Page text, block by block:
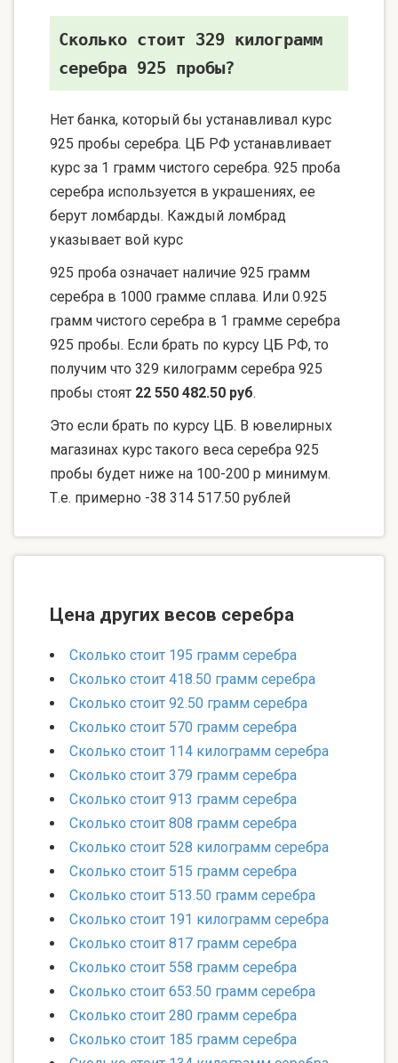
Сколько стоит 329 килограмм
серебра 925 пробы?
Нет банка, который бы устанавливал курс
925 пробы серебра. ЦБ РФ устанавливает
курс за 1 грамм чистого серебра. 925 проба
серебра используется в украшениях, ее
берут ломбарды. Каждый ломбрад
указывает вой курс
925 проба означает наличие 925 грамм
серебра в 1000 грамме сплава. Или 0.925
грамм чистого серебра в 1 грамме серебра
925 пробы. Если брать по курсу ЦБ РФ, то
получим что 329 килограмм серебра 925
пробы стоят 22 550 482.50 руб.
Это если брать по курсу ЦБ. В ювелирных
магазинах курс такого веса серебра 925
пробы будет ниже на 100-200 р минимум.
Т.е. примерно -38 314 517.50 рублей
Цена других весов серебра
Сколько стоит 195 грамм серебра
Сколько стоит 418.50 грамм серебра
Сколько стоит 92.50 грамм серебра
Сколько стоит 570 грамм серебра
Сколько стоит 114 килограмм серебра
Сколько стоит 379 грамм серебра
Сколько стоит 913 грамм серебра
Сколько стоит 808 грамм серебра
Сколько стоит 528 килограмм серебра
Сколько стоит 515 грамм серебра
Сколько стоит 513.50 грамм серебра
Сколько стоит 191 килограмм серебра
Сколько стоит 817 грамм серебра
Сколько стоит 558 грамм серебра
Сколько стоит 653.50 грамм серебра
Сколько стоит 280 грамм серебра
Сколько стоит 185 грамм серебра